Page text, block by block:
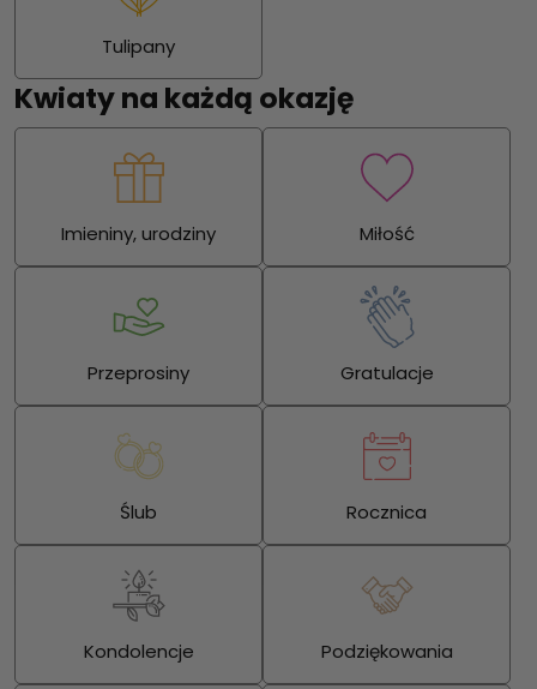
Tulipany
Kwiaty na każdą okazję
Imieniny, urodziny Miłość
Przeprosiny Gratulacje
Ślub Rocznica
Kondolencje Podziękowania